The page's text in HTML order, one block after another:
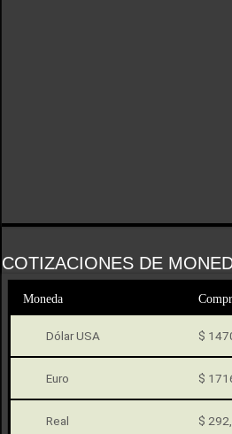
COTIZACIONES DE
Moneda
Dólar USA $
Euro $
Real $